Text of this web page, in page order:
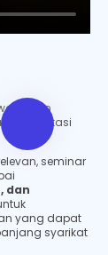
prestasi
seminar
dan
yang dapat
syarikat